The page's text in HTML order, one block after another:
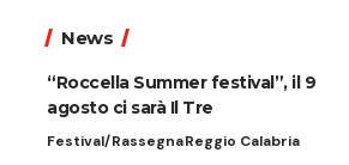
News
“Roccella Summer festival”, il 9
agosto ci sarà Il Tre
Festival/RassegnaReggio Calabria